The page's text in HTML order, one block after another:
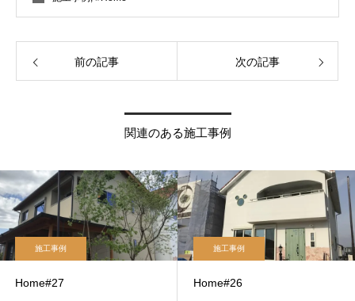
前の記事 次の記事
関連のある施工事例
施工事例
Home#27
施工事例
Home#26